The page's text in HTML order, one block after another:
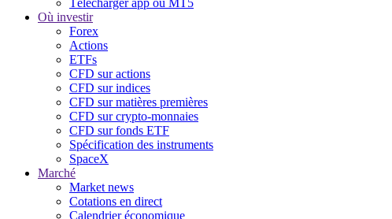
Où investir
Forex
Actions
ETFs
CFD sur actions
CFD sur indices
CFD sur matières premières
CFD sur crypto-monnaies
CFD sur fonds ETF
Spécification des instruments
SpaceX
Marché
Market news
Cotations en direct
Calendrier économique